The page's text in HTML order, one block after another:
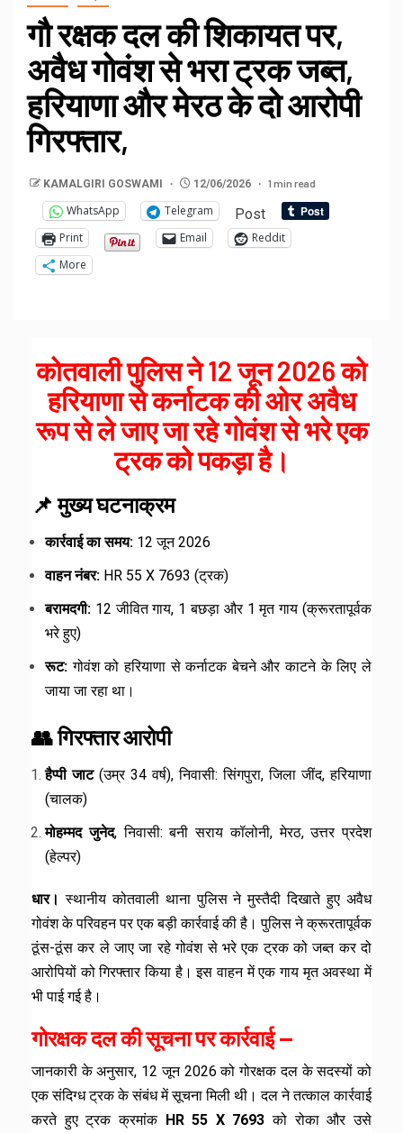
गौ रक्षक दल की शिकायत पर,
अवैध गोवंश से भरा ट्रक जब्त,
हरियाणा और मेरठ के दो आरोपी
गिरफ्तार,
KAMALGIRI GOSWAMI 12/06/2026 1 min read
WhatsApp Telegram Post
Print Email
Reddit
More
कोतवाली पुलिस ने 12 जून 2026 को
हरियाणा से कर्नाटक की ओर अवैध
रूप से ले जाए जा रहे गोवंश से भरे एक
ट्रक को पकड़ा है।
📌 मुख्य घटनाक्रम
कार्रवाई का समय: 12 जून 2026
वाहन नंबर: HR 55 X 7693 (ट्रक)
बरामदगी: 12 जीवित गाय, 1 बछड़ा और 1 मृत गाय (क्रूरतापूर्वक
भरे हुए)
रूट: गोवंश को हरियाणा से कर्नाटक बेचने और काटने के लिए ले
जाया जा रहा था।
👥 गिरफ्तार आरोपी
हैप्पी जाट(उम्र 34 वर्ष), निवासी: सिंगपुरा, जिला जींद, हरियाणा
(चालक)
मोहम्मद जुनेद, निवासी: बनी सराय कॉलोनी, मेरठ, उत्तर प्रदेश
(हेल्पर)
धार। स्थानीय कोतवाली थाना पुलिस ने मुस्तैदी दिखाते हुए अवैध
गोवंश के परिवहन पर एक बड़ी कार्रवाई की है। पुलिस ने क्रूरतापूर्वक
ठूंस-ठूंस कर ले जाए जा रहे गोवंश से भरे एक ट्रक को जब्त कर दो
आरोपियों को गिरफ्तार किया है। इस वाहन में एक गाय मृत अवस्था में
भी पाई गई है।
गोरक्षक दल की सूचना पर कार्रवाई —
जानकारी के अनुसार, 12 जून 2026 को गोरक्षक दल के सदस्यों को
एक संदिग्ध ट्रक के संबंध में सूचना मिली थी। दल ने तत्काल कार्रवाई
करते हुए ट्रक क्रमांक HR 55 X 7693 को रोका और उसे